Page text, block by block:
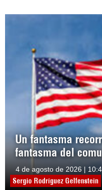
Un fantasma
fantasma del
4 de agosto de 2026 |
Sergio Rodríguez Gelfenstein